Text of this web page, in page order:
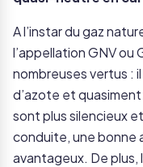
A l’instar du gaz
l’appellation GNV ou
nombreuses vertus :
d’azote et
sont plus silencieux
conduite, une bonne
avantageux. De